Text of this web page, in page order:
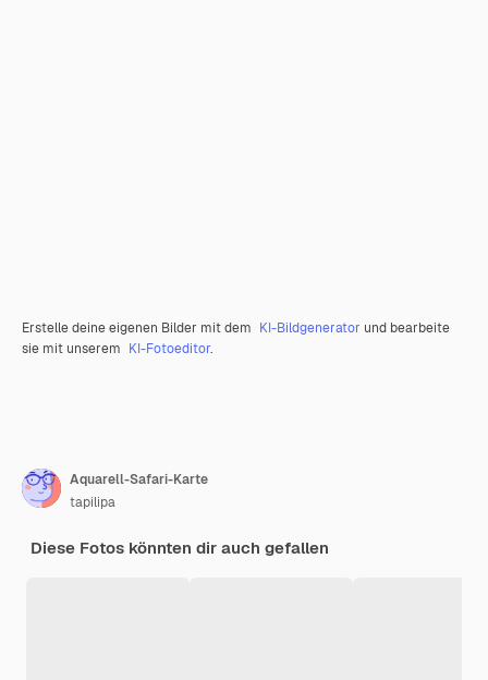
Erstelle deine eigenen Bilder mit dem KI-Bildgenerator und bearbeite
sie mit unserem KI-Fotoeditor.
Aquarell-Safari-Karte
tapilipa
Diese Fotos könnten dir auch gefallen